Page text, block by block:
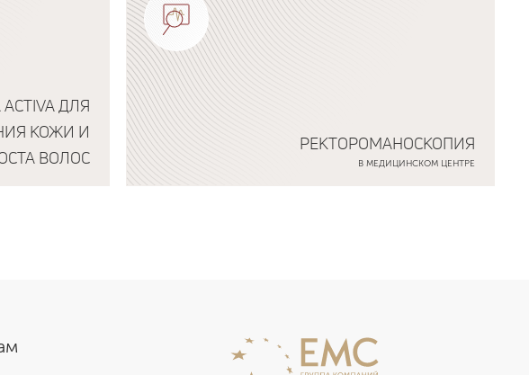
ACTIVA ДЛЯ
КОЖИ И
ВОЛОС
РЕКТОРОМАНОСКОПИЯ
В МЕДИЦИНСКОМ ЦЕНТРЕ